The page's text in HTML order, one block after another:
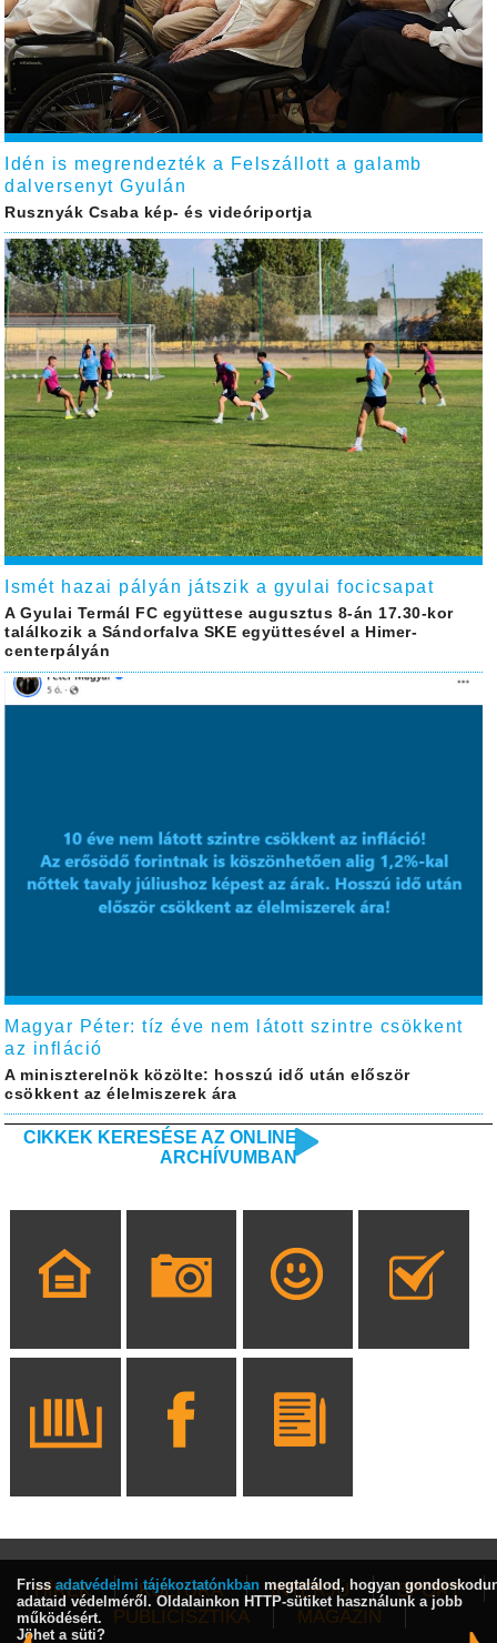
Idén is megrendezték a Felszállott a galamb
dalversenyt Gyulán
Rusznyák Csaba kép- és videóriportja
Ismét hazai pályán játszik a gyulai focicsapat
A Gyulai Termál FC együttese augusztus 8-án 17.30-kor
találkozik a Sándorfalva SKE együttesével a Himer-
centerpályán
Magyar Péter: tíz éve nem látott szintre csökkent
az infláció
A miniszterelnök közölte: hosszú idő után először
csökkent az élelmiszerek ára
CIKKEK KERESÉSE AZ ONLINE
ARCHÍVUMBAN
HÍREK KULTÚRA INTERJÚ
SPORT
PUBLICISZTIKA
MAGAZIN
Friss adatvédelmi tájékoztatónkban megtalálod, hogyan
adataid védelméről. Oldalainkon HTTP-sütiket használunk a jobb
működésért.
Jöhet a süti?